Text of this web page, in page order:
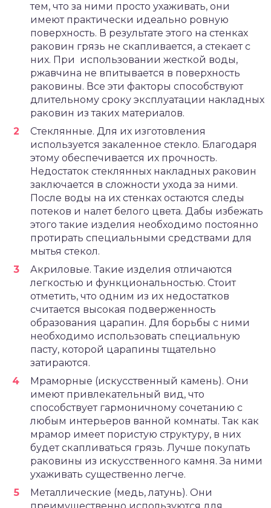
тем, что за ними просто ухаживать, они
имеют практически идеально ровную
поверхность. В результате этого на стенках
раковин грязь не скапливается, а стекает с
них. При использовании жесткой воды,
ржавчина не впитывается в поверхность
раковины. Все эти факторы способствуют
длительному сроку эксплуатации накладных
раковин из таких материалов.
Стеклянные. Для их изготовления
используется закаленное стекло. Благодаря
этому обеспечивается их прочность.
Недостаток стеклянных накладных раковин
заключается в сложности ухода за ними.
После воды на их стенках остаются следы
потеков и налет белого цвета. Дабы избежать
этого такие изделия необходимо постоянно
протирать специальными средствами для
мытья стекол.
Акриловые. Такие изделия отличаются
легкостью и функциональностью. Стоит
отметить, что одним из их недостатков
считается высокая подверженность
образования царапин. Для борьбы с ними
необходимо использовать специальную
пасту, которой царапины тщательно
затираются.
Мраморные (искусственный камень). Они
имеют привлекательный вид, что
способствует гармоничному сочетанию с
любым интерьеров ванной комнаты. Так как
мрамор имеет пористую структуру, в них
будет скапливаться грязь. Лучше покупать
раковины из искусственного камня. За ними
ухаживать существенно легче.
Металлические (медь, латунь). Они